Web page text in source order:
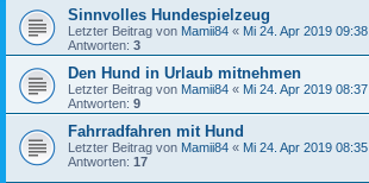
Sinnvolles Hundespielzeug
Letzter Beitrag von Mamii84 « Mi 24. Apr 2019 09:38
Antworten: 3
Den Hund in Urlaub mitnehmen
Letzter Beitrag von Mamii84 « Mi 24. Apr 2019 08:37
Antworten: 9
Fahrradfahren mit Hund
Letzter Beitrag von Mamii84 « Mi 24. Apr 2019 08:35
Antworten: 17